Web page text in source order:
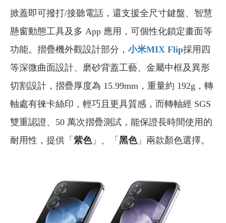
掀蓋即可撥打/接聽電話，還支援全尺寸鍵盤、智慧
懸窗動態工具及多 App 應用，可個性化鎖定畫面等
功能。摺疊機外觀設計部分， 小米MIX Flip採用四
等深微曲面設計、磨砂背蓋工藝、金屬中框及異形
切割設計，摺疊厚度為 15.99mm，重量約 192g，轉
軸處有徠卡絲印，輕巧且更具質感，而轉軸經 SGS
雙重認證、50 萬次摺疊測試，能保證長時間使用的
耐用性，提供「 紫色」、「 黑色」兩款顏色選擇。